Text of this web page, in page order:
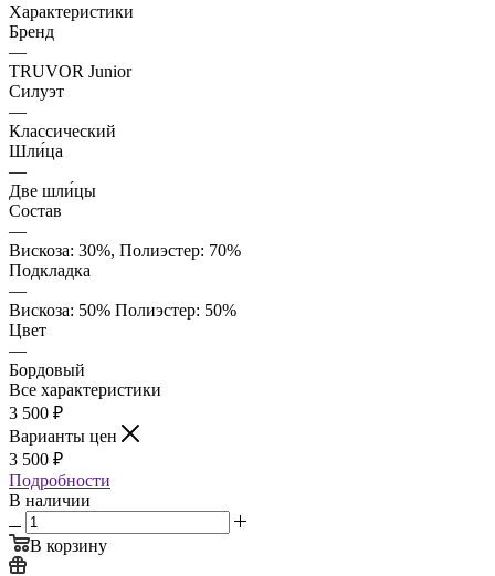
Характеристики
Бренд
—
TRUVOR Junior
Силуэт
—
Классический
Шли́ца
—
Две шли́цы
Состав
—
Вискоза: 30%, Полиэстер: 70%
Подкладка
—
Вискоза: 50% Полиэстер: 50%
Цвет
—
Бордовый
Все характеристики
3 500 ₽
Варианты цен
3 500 ₽
Подробности
В наличии
В корзину